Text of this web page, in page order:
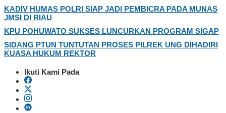
KADIV HUMAS POLRI SIAP JADI PEMBICRA PADA MUNAS
JMSI DI RIAU
KPU POHUWATO SUKSES LUNCURKAN PROGRAM SIGAP
SIDANG PTUN TUNTUTAN PROSES PILREK UNG DIHADIRI
KUASA HUKUM REKTOR
Ikuti Kami Pada